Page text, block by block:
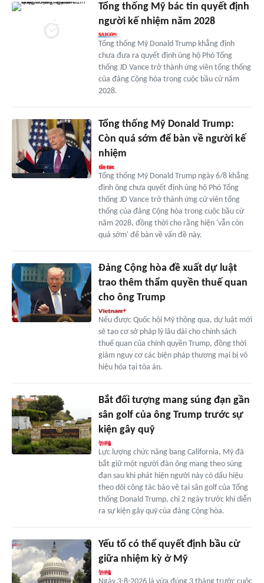
Tổng thống Mỹ bác tin quyết định
người kế nhiệm năm 2028
Tổng thống Mỹ Donald Trump khẳng định
chưa đưa ra quyết định ủng hộ Phó Tổng
thống JD Vance trở thành ứng viên tổng thống
của đảng Cộng hòa trong cuộc bầu cử năm
2028.
Tổng thống Mỹ Donald Trump:
Còn quá sớm để bàn về người kế
nhiệm
Tổng thống Mỹ Donald Trump ngày 6/8 khẳng
định ông chưa quyết định ủng hộ Phó Tổng
thống JD Vance trở thành ứng cử viên tổng
thống của đảng Cộng hòa trong cuộc bầu cử
năm 2028, đồng thời cho rằng hiện 'vẫn còn
quá sớm' để bàn về vấn đề này.
Đảng Cộng hòa đề xuất dự luật
trao thêm thẩm quyền thuế quan
cho ông Trump
Nếu được Quốc hội Mỹ thông qua, dự luật mới
sẽ tạo cơ sở pháp lý lâu dài cho chính sách
thuế quan của chính quyền Trump, đồng thời
giảm nguy cơ các biện pháp thương mại bị vô
hiệu hóa tại tòa án.
Bắt đối tượng mang súng đạn gần
sân golf của ông Trump trước sự
kiện gây quỹ
Lực lượng chức năng bang California, Mỹ đã
bắt giữ một người đàn ông mang theo súng
đạn sau khi phát hiện người này có dấu hiệu
theo dõi công tác bảo vệ tại sân golf của Tổng
thống Donald Trump, chỉ 2 ngày trước khi diễn
ra sự kiện gây quỹ của đảng Cộng hòa.
Yếu tố có thể quyết định bầu cử
giữa nhiệm kỳ ở Mỹ
Ngày 3-8-2026 là vừa đúng 3 tháng trước cuộc